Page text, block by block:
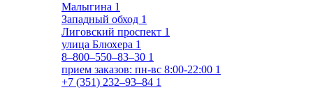
Малыгина 1
Западный обход 1
Лиговский проспект 1
улица Блюхера 1
8‒800‒550‒83‒30 1
прием заказов: пн-вс 8:00-22:00 1
+7 (351) 232‒93‒84 1